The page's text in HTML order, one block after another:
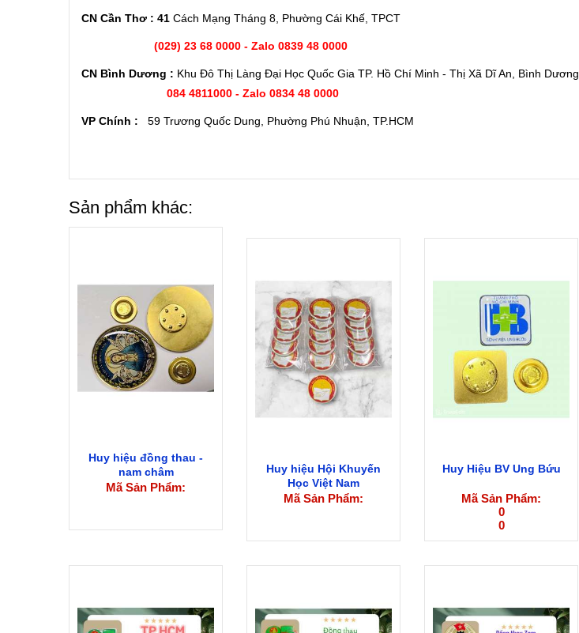
CN Cần Thơ : 41 Cách Mạng Tháng 8, Phường Cái Khế, TPCT
(029) 23 68 0000 - Zalo 0839 48 0000
CN Bình Dương : Khu Đô Thị Làng Đại Học Quốc Gia TP. Hồ Chí Minh - Thị Xã Dĩ An, Bình Dương
084 4811000 - Zalo 0834 48 0000
VP Chính : 59 Trương Quốc Dung, Phường Phú Nhuận, TP.HCM
Sản phẩm khác:
Huy hiệu đồng thau -
nam châm
Mã Sản Phẩm:
Huy hiệu Hội Khuyến
Học Việt Nam
Mã Sản Phẩm:
Huy Hiệu BV Ung Bứu
Mã Sản Phẩm:
0
0